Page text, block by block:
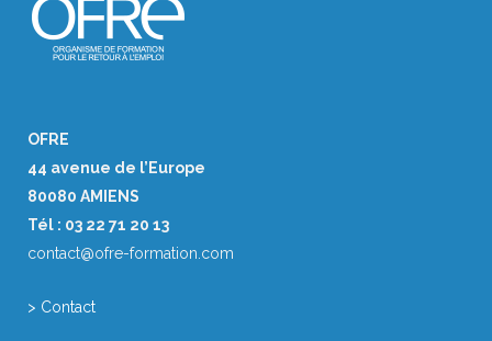
OFRE
44 avenue de l’Europe
80080 AMIENS
Tél : 03 22 71 20 13
contact@ofre-formation.com
> Contact